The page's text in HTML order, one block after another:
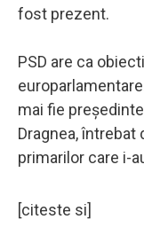
fost prezent.
PSD are ca
mai fie
Dragnea,
primarilor care i-
[citeste si]